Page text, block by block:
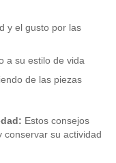
y el gusto por las
a su estilo de vida
de las piezas
Estos consejos
su actividad